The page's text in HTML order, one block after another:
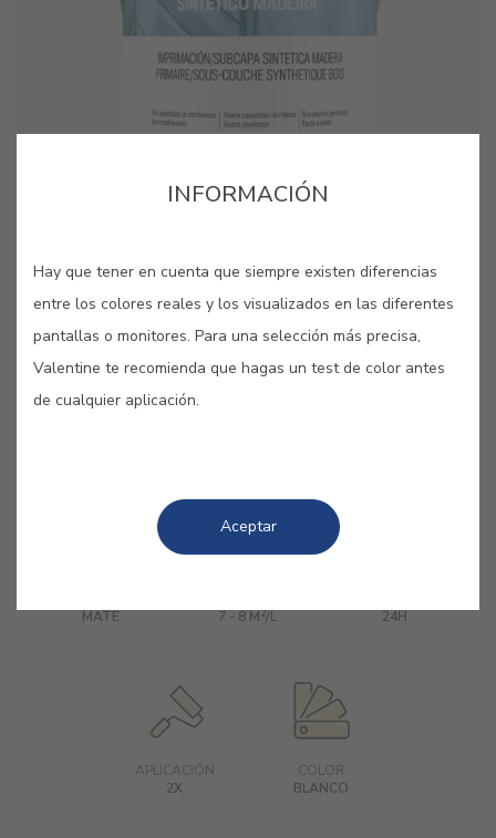
COMPARTIR
MATE
7 - 8 M2/L
24H
APLICACIÓN
2X
COLOR
BLANCO
cor para aquela parede lá em casa?”. Estes pequenos
cartões, pintados com as nossas cores originais, são
cor para aquela parede lá em casa?”. Estes pequenos
cartões, pintados com as nossas cores originais, são
INFORMACIÓN
Hay que tener en cuenta que siempre existen diferencias
entre los colores reales y los visualizados en las diferentes
pantallas o monitores. Para una selección más precisa,
Valentine te recomienda que hagas un test de color antes
de cualquier aplicación.
Aceptar